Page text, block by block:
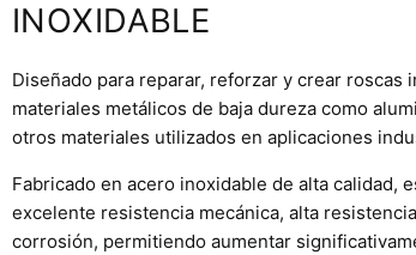
INOXIDABLE
Diseñado para reparar, reforzar y crear roscas
materiales metálicos de baja dureza como
otros materiales utilizados en aplicaciones
Fabricado en acero inoxidable de alta calidad,
excelente resistencia mecánica, alta
corrosión, permitiendo aumentar